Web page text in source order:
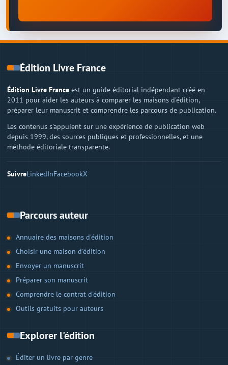
Édition Livre France
Édition Livre France est un guide éditorial indépendant créé en
2011 pour aider les auteurs à comparer les maisons d'édition,
préparer leur manuscrit et comprendre les parcours de publication.
Les contenus s'appuient sur une expérience de publication web
depuis 1999, des sources publiques et professionnelles, et une
méthode éditoriale transparente.
SuivreLinkedInFacebookX
Parcours auteur
Annuaire des maisons d'édition
Choisir une maison d'édition
Envoyer un manuscrit
Préparer son manuscrit
Comprendre le contrat d'édition
Outils gratuits pour auteurs
Explorer l'édition
Éditer un livre par genre